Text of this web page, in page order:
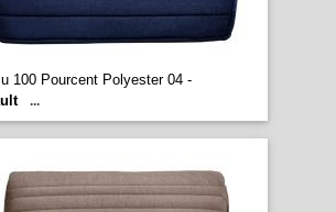
100 Pourcent Polyester 04 -
...